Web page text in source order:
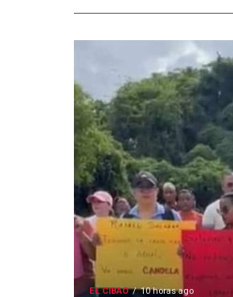
EL CIBAO 10 horas ago